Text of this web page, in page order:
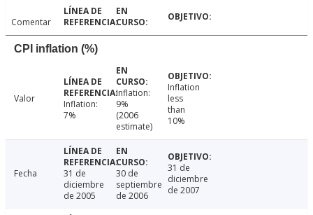
Comentar
CPI inflation (%)
Valor
Inflation:
7%
Inflation:
9%
(2006
estimate)
Inflation
less
than
10%
Fecha
31 de
diciembre
de 2005
30 de
septiembre
de 2006
31 de
diciembre
de 2007